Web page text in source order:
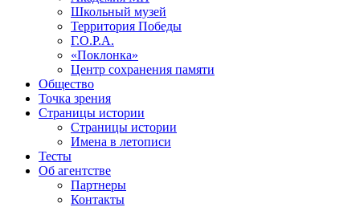
Школьный музей
Территория Победы
Г.О.Р.А.
«Поклонка»
Центр сохранения памяти
Общество
Точка зрения
Страницы истории
Страницы истории
Имена в летописи
Тесты
Об агентстве
Партнеры
Контакты